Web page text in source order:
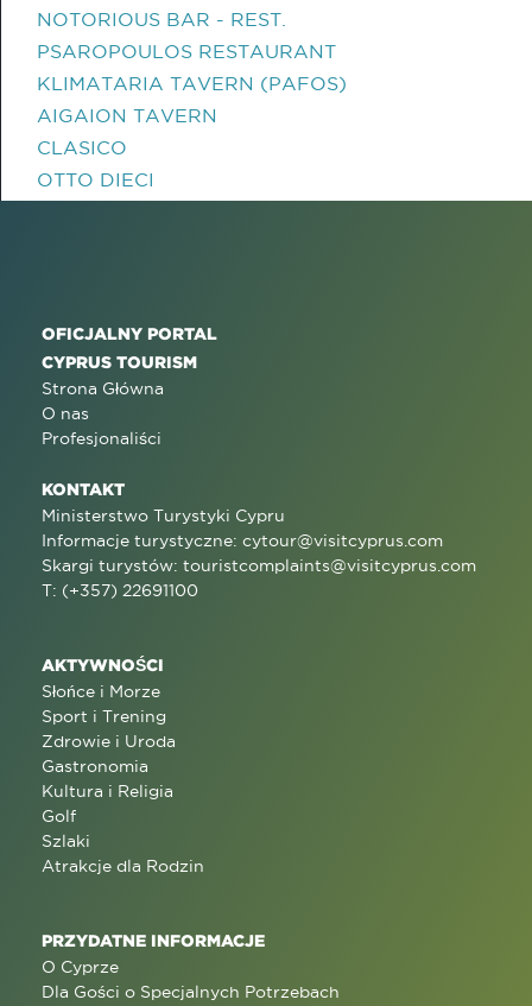
NOTORIOUS BAR - REST.
PSAROPOULOS RESTAURANT
KLIMATARIA TAVERN (PAFOS)
AIGAION TAVERN
CLASICO
OTTO DIECI
OFICJALNY PORTAL
CYPRUS TOURISM
Strona Główna
O nas
Profesjonaliści
KONTAKT
Ministerstwo Turystyki Cypru
Informacje turystyczne: cytour@visitcyprus.com
Skargi turystów: touristcomplaints@visitcyprus.com
T: (+357) 22691100
AKTYWNOŚCI
Słońce i Morze
Sport i Trening
Zdrowie i Uroda
Gastronomia
Kultura i Religia
Golf
Szlaki
Atrakcje dla Rodzin
PRZYDATNE INFORMACJE
O Cyprze
Dla Gości o Specjalnych Potrzebach